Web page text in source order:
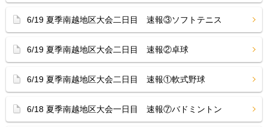
6/19 夏季南越地区大会二日目 速報③ソフトテニス
6/19 夏季南越地区大会二日目 速報②卓球
6/19 夏季南越地区大会二日目 速報①軟式野球
6/18 夏季南越地区大会一日目 速報⑦バドミントン